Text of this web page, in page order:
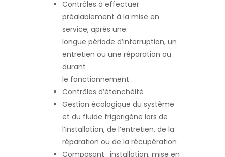
Contrôles à effectuer
préalablement à la mise en
service, après une
longue période d’interruption, un
entretien ou une réparation ou
durant
le fonctionnement
Contrôles d’étanchéité
Gestion écologique du système
et du fluide frigorigène lors de
l’installation, de l’entretien, de la
réparation ou de la récupération
Composant : installation, mise en